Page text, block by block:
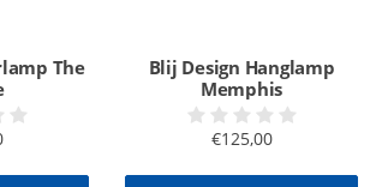
The
Blij Design Hanglamp
Memphis
€125,00